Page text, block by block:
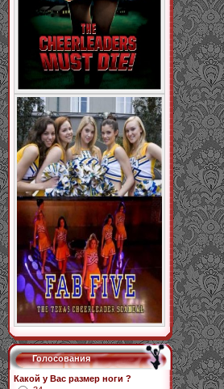
Голосования
Какой у Вас размер ноги ?